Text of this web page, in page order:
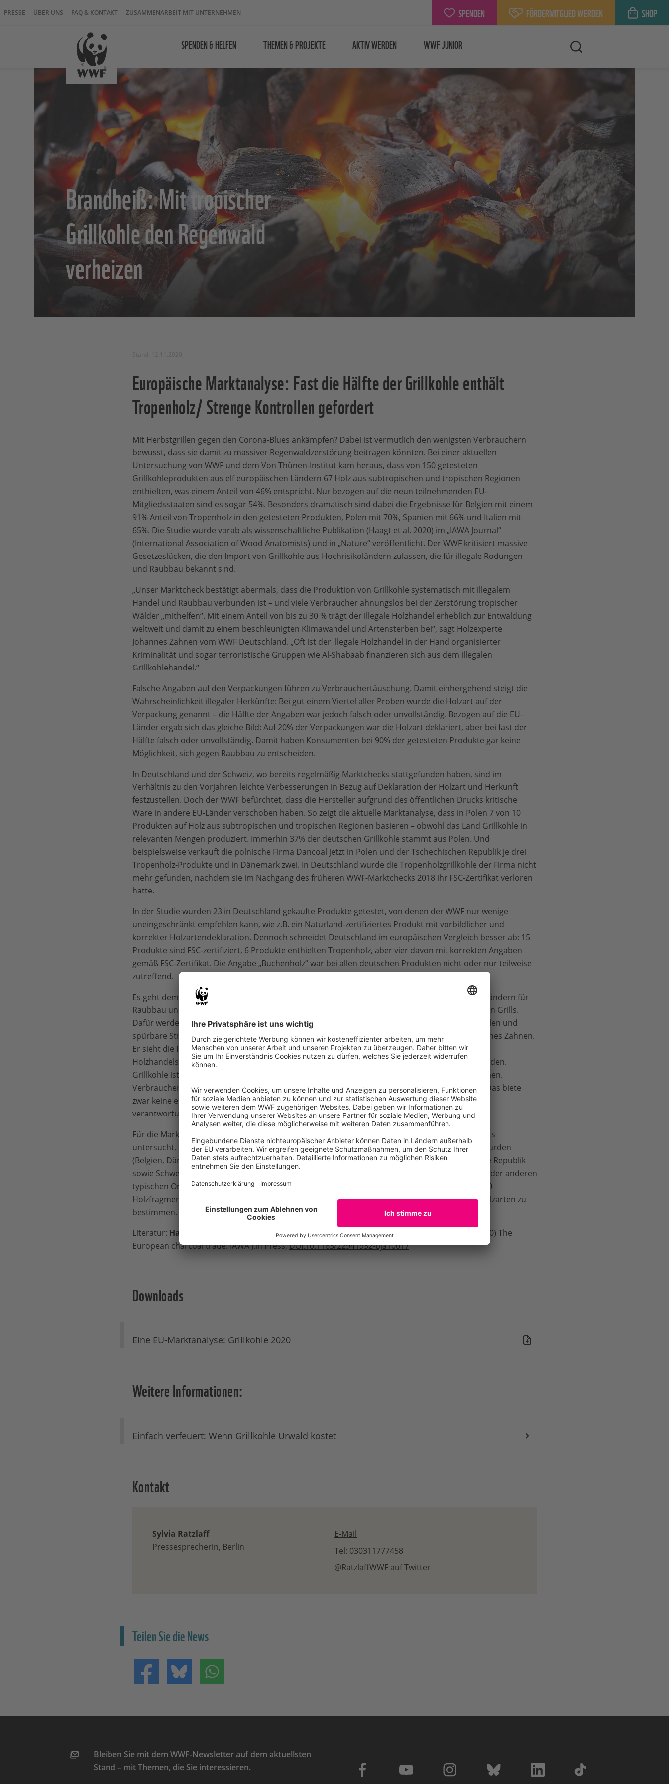
PRESSE ÜBER UNS FAQ & KONTAKT ZUSAMMENARBEIT MIT UNTERNEHMEN SPENDEN FÖRDERMITGLIED WERDEN SHOP
SPENDEN & HELFEN THEMEN & PROJEKTE AKTIV WERDEN WWF JUNIOR
Brandheiß: Mit tropischer
Grillkohle den Regenwald
verheizen
Europäische Marktanalyse: Fast die Hälfte der Grillkohle enthält
Tropenholz/ Strenge Kontrollen gefordert
Mit Herbstgrillen gegen den Corona-Blues ankämpfen? Dabei ist vermutlich den wenigsten Verbrauchern
bewusst, dass sie damit zu massiver Regenwaldzerstörung beitragen könnten. Bei einer aktuellen
Untersuchung von WWF und dem Von Thünen-Institut kam heraus, dass von 150 getesteten
Grillkohleprodukten aus elf europäischen Ländern 67 Holz aus subtropischen und tropischen Regionen
enthielten, was einem Anteil von 46% entspricht. Nur bezogen auf die neun teilnehmenden EU-
Mitgliedsstaaten sind es sogar 54%. Besonders dramatisch sind dabei die Ergebnisse für Belgien mit einem
91% Anteil von Tropenholz in den getesteten Produkten, Polen mit 70%, Spanien mit 66% und Italien mit
65%. Die Studie wurde vorab als wissenschaftliche Publikation (Haagt et al. 2020) im „IAWA Journal“
(International Association of Wood Anatomists) und in „Nature“ veröffentlicht. Der WWF kritisiert massive
Gesetzeslücken, die den Import von Grillkohle aus Hochrisikoländern zulassen, die für illegale Rodungen
und Raubbau bekannt sind.
„Unser Marktcheck bestätigt abermals, dass die Produktion von Grillkohle systematisch mit illegalem
Handel und Raubbau verbunden ist – und viele Verbraucher ahnungslos bei der Zerstörung tropischer
Wälder „mithelfen“. Mit einem Anteil von bis zu 30 % trägt der illegale Holzhandel erheblich zur Entwaldung
weltweit und damit zu einem beschleunigten Klimawandel und Artensterben bei“, sagt Holzexperte
Johannes Zahnen vom WWF Deutschland. „Oft ist der illegale Holzhandel in der Hand organisierter
Kriminalität und sogar terroristische Gruppen wie Al-Shabaab finanzieren sich aus dem illegalen
Grillkohlehandel.“
Falsche Angaben auf den Verpackungen führen zu Verbrauchertäuschung. Damit einhergehend steigt die
Wahrscheinlichkeit illegaler Herkünfte: Bei gut einem Viertel aller Proben wurde die Holzart auf der
Verpackung genannt – die Hälfte der Angaben war jedoch falsch oder unvollständig. Bezogen auf die EU-
Länder ergab sich das gleiche Bild: Auf 20% der Verpackungen war die Holzart deklariert, aber bei fast der
Hälfte falsch oder unvollständig. Damit haben Konsumenten bei 90% der getesteten Produkte gar keine
Möglichkeit, sich gegen Raubbau zu entscheiden.
In Deutschland und der Schweiz, wo bereits regelmäßig Marktchecks stattgefunden haben, sind im
Verhältnis zu den Vorjahren leichte Verbesserungen in Bezug auf Deklaration der Holzart und Herkunft
festzustellen. Doch der WWF befürchtet, dass die Hersteller aufgrund des öffentlichen Drucks kritische
Ware in andere EU-Länder verschoben haben. So zeigt die aktuelle Marktanalyse, dass in Polen 7 von 10
Produkten auf Holz aus subtropischen und tropischen Regionen basieren – obwohl das Land Grillkohle in
relevanten Mengen produziert. Immerhin 37% der deutschen Grillkohle stammt aus Polen. Und
beispielsweise verkauft die polnische Firma Dancoal jetzt in Polen und der Tschechischen Republik je drei
Tropenholz-Produkte und in Dänemark zwei. In Deutschland wurde die Tropenholzgrillkohle der Firma nicht
mehr gefunden, nachdem sie im Nachgang des früheren WWF-Marktchecks 2018 ihr FSC-Zertifikat verloren
hatte.
In der Studie wurden 23 in Deutschland gekaufte Produkte getestet, von denen der WWF nur wenige
uneingeschränkt empfehlen kann, wie z.B. ein Naturland-zertifiziertes Produkt mit vorbildlicher und
korrekter Holzartendeklaration. Dennoch schneidet Deutschland im europäischen Vergleich besser ab: 15
Produkte sind FSC-zertifiziert, 6 Produkte enthielten Tropenholz, aber vier davon mit korrekten Angaben
gemäß FSC-Zertifikat. Die Angabe „Buchenholz“ war bei allen deutschen Produkten nicht oder nur teilweise
zutreffend.
Es geht dem WWF jedoch nicht um Tropenholz „ja oder nein“, sondern darum, Ware aus Risikoländern für
Raubbau und Illegalität auszuschließen. „Auch Holz aus der Ukraine landet oft auf den deutschen Grills.
Dafür werden direkt vor unserer Haustür die letzten Urwälder abgeholzt. Ohne strenge Kontrollen und
spürbare Strafen bekommt die Branche das Problem offensichtlich nicht in den Griff,“ so Johannes Zahnen.
Er sieht die Politik in der Pflicht, dass alle Holz- und Papierprodukte von der Europäischen
Holzhandelsverordnung (EUTR), die seit 2013 in Kraft ist, erfasst und dann auch kontrolliert werden.
Grillkohle ist davon wie eine Reihe anderer Produkte unverständlicherweise bisher ausgenommen.
Verbrauchern empfiehlt er neben dem Naturland-Siegel das FSC-Siegel als erste Orientierung. Das biete
zwar keine endgültige Sicherheit, aber eine höhere Wahrscheinlichkeit, dass die Holzkohle aus
verantwortungsbewusster Waldwirtschaft stammt.
Für die Marktanalyse wurde eine Stichprobe von 150 Säcken mit Holzkohle und Holzkohlebriketts
untersucht, die zwischen Oktober 2019 und April 2020 in elf europäischen Ländern erworben wurden
(Belgien, Dänemark, Deutschland, Italien, Niederlande, Norwegen, Polen, Spanien, Tschechische Republik
sowie Schweiz und Ukraine). Eingekauft wurde im Einzelhandel, in Baumärkten, an Tankstellen oder anderen
typischen Orten, an denen Grillkohle angeboten wird. Aus jeder Packung wurden mindestens 30
Holzfragmente mikroskopisch untersucht, um die Zusammensetzung der darin enthaltenen Holzarten zu
bestimmen.
Literatur: Haag V, Zemke V, Lewandrowski TL, Zahnen J, Hirschberger P, Bick U, Koch G
(2020) The
European charcoal trade. IAWA J:in Press,DOI:10.1163/22941932-bja10017
Downloads
Eine EU-Marktanalyse: Grillkohle 2020
Weitere Informationen:
Einfach verfeuert: Wenn Grillkohle Urwald kostet
Kontakt
Sylvia Ratzlaff
Pressesprecherin, Berlin
E-Mail
Tel: 030311777458
@RatzlaffWWF auf Twitter
Teilen Sie die News
Teilen auf FacebookTeilen auf Bluesky
Bleiben Sie mit dem WWF-Newsletter auf dem aktuellsten
Stand – mit Themen, die Sie interessieren.